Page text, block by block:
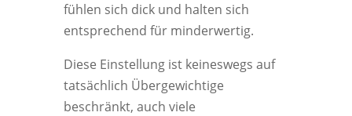
fühlen sich dick und halten sich
entsprechend für minderwertig.
Diese Einstellung ist keineswegs auf
tatsächlich Übergewichtige
beschränkt, auch viele